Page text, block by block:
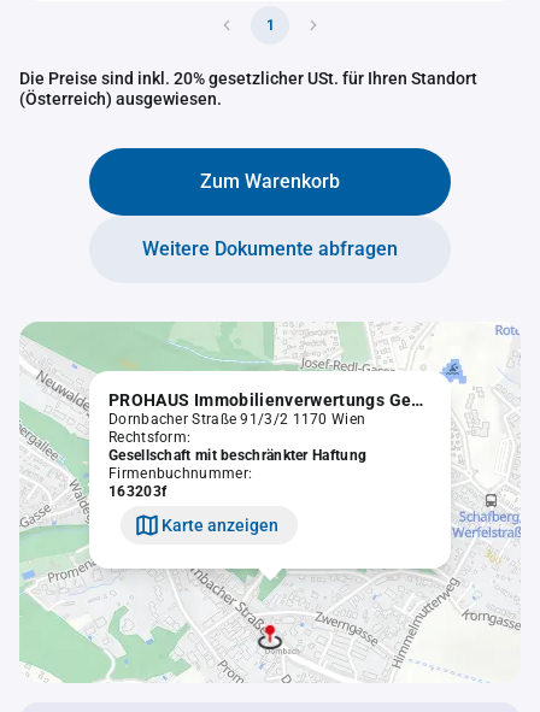
1
Die Preise sind inkl. 20% gesetzlicher USt. für Ihren Standort
(Österreich) ausgewiesen.
Zum Warenkorb
Weitere Dokumente abfragen
PROHAUS Immobilienverwertungs Gesellschaft m.b.H.
Dornbacher Straße 91/3/2 1170 Wien
Rechtsform:
Gesellschaft mit beschränkter Haftung
Firmenbuchnummer:
163203f
Karte anzeigen